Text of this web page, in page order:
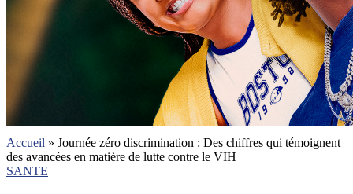
Accueil » Journée zéro discrimination : Des chiffres qui témoignent
des avancées en matière de lutte contre le VIH
SANTE